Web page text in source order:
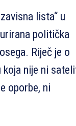
lista“ u
politička
Riječ je o
koja nije ni
oporbe, ni